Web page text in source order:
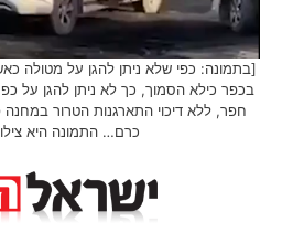
[בתמונה: כפי שלא ניתן להגן על מטולה
חפר, ללא דיכוי התארגנות הטרור
כרם… התמונה היא